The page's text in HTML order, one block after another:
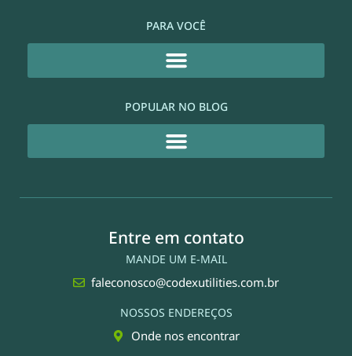
PARA VOCÊ
POPULAR NO BLOG
Entre em contato
MANDE UM E-MAIL
faleconosco@codexutilities.com.br
NOSSOS ENDEREÇOS
Onde nos encontrar